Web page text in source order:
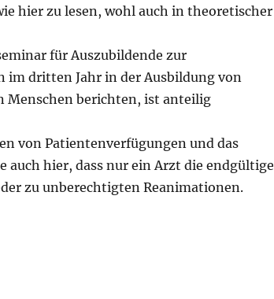
hier zu lesen, wohl auch in theoretischer
für Auszubildende zur
im dritten Jahr in der Ausbildung von
Menschen berichten, ist anteilig
von Patientenverfügungen und das
auch hier, dass nur ein Arzt die endgültige
zu unberechtigten Reanimationen.